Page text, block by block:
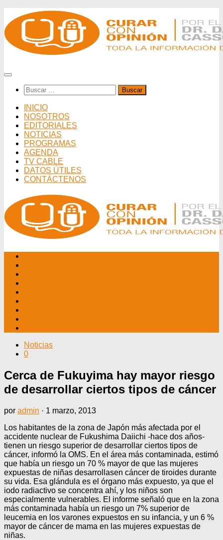
al
contenido
Buscar:
INICIO
NOSOTROS
EDITORIALES
NOTICIAS
PROGRAMAS
AGENDA
TV CABLE
DATOS ÚTILES
CONTÁCTENOS
Noticias
0
Cerca de Fukuyima hay mayor riesgo
de desarrollar ciertos tipos de cáncer
por admin · 1 marzo, 2013
Los habitantes de la zona de Japón más afectada por el
accidente nuclear de Fukushima Daiichi -hace dos años-
tienen un riesgo superior de desarrollar ciertos tipos de
cáncer, informó la OMS. En el área más contaminada, estimó
que había un riesgo un 70 % mayor de que las mujeres
expuestas de niñas desarrollasen cáncer de tiroides durante
su vida. Esa glándula es el órgano más expuesto, ya que el
iodo radiactivo se concentra ahí, y los niños son
especialmente vulnerables. El informe señaló que en la zona
más contaminada había un riesgo un 7% superior de
leucemia en los varones expuestos en su infancia, y un 6 %
mayor de cáncer de mama en las mujeres expuestas de
niñas.